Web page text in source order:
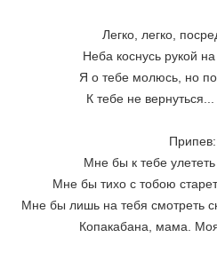
Легко, легко,
Неба коснусь рукой
Я о тебе молюсь, но
К тебе не вернуться...
Припев:
Мне бы к тебе улететь
Мне бы тихо с тобою
Мне бы лишь на тебя смотреть
Копакабана, мама.